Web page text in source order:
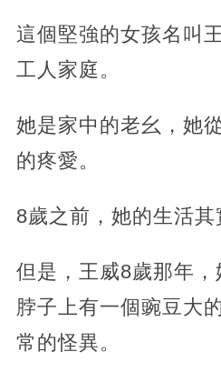
這個堅強的女孩名叫
工人家庭。
她是家中的老幺，她
的疼愛。
8歲之前，她的生活其
但是，王威8歲那年
脖子上有一個豌豆大
常的怪異。